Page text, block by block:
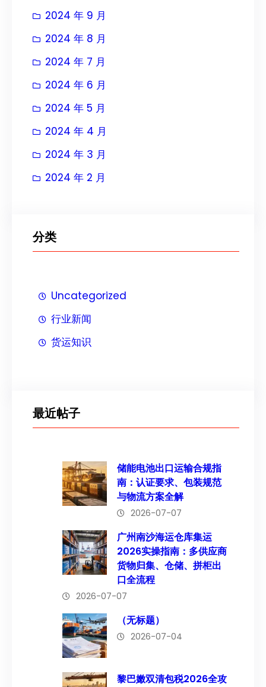
2024 年 9 月
2024 年 8 月
2024 年 7 月
2024 年 6 月
2024 年 5 月
2024 年 4 月
2024 年 3 月
2024 年 2 月
分类
Uncategorized
行业新闻
货运知识
最近帖子
储能电池出口运输合规指
南：认证要求、包装规范
与物流方案全解
2026-07-07
广州南沙海运仓库集运
2026实操指南：多供应商
货物归集、仓储、拼柜出
口全流程
2026-07-07
（无标题）
2026-07-04
黎巴嫩双清包税2026全攻